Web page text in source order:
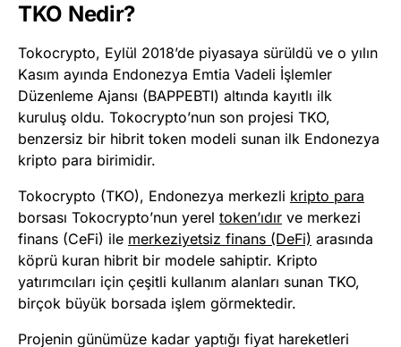
TKO Nedir?
Tokocrypto, Eylül 2018’de piyasaya sürüldü ve o yılın
Kasım ayında Endonezya Emtia Vadeli İşlemler
Düzenleme Ajansı (BAPPEBTI) altında kayıtlı ilk
kuruluş oldu. Tokocrypto’nun son projesi TKO,
benzersiz bir hibrit token modeli sunan ilk Endonezya
kripto para birimidir.
Tokocrypto (TKO), Endonezya merkezli kripto para
borsası Tokocrypto’nun yerel token’ıdır ve merkezi
finans (CeFi) ile merkeziyetsiz finans (DeFi) arasında
köprü kuran hibrit bir modele sahiptir. Kripto
yatırımcıları için çeşitli kullanım alanları sunan TKO,
birçok büyük borsada işlem görmektedir.
Projenin günümüze kadar yaptığı fiyat hareketleri